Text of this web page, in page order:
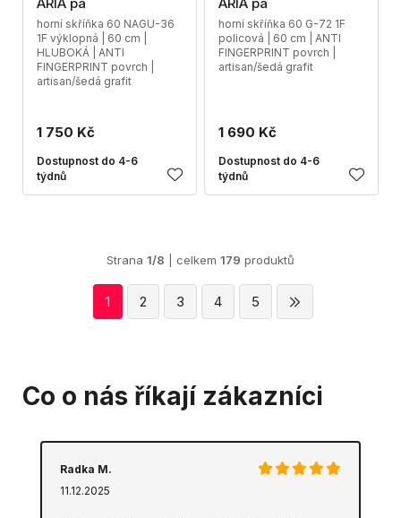
horní skříňka 60 NAGU-36
1F výklopná | 60 cm |
HLUBOKÁ | ANTI
FINGERPRINT povrch |
artisan/šedá grafit
1 750 Kč
Dostupnost do 4-6
týdnů
horní skříňka 60 G-72 1F
policová | 60 cm | ANTI
FINGERPRINT povrch |
artisan/šedá grafit
1 690 Kč
Dostupnost do 4-6
týdnů
Strana 1/8 | celkem 179 produktů
1 2 3 4 5
Co o nás říkají zákazníci
Radka M.
11.12.2025